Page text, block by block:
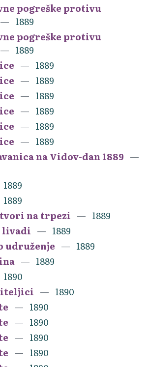
pogreške protivu
1889
pogreške protivu
1889
1889
1889
1889
1889
1889
1889
na Vidov-dan 1889
1889
1889
na trpezi
1889
livadi
1889
udruženje
1889
1889
1890
1890
1890
1890
1890
1890